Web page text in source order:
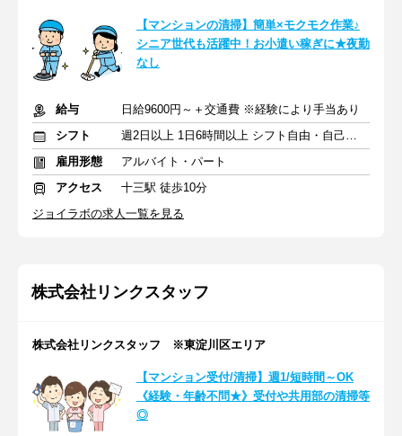
【マンションの清掃】簡単×モクモク作業♪
シニア世代も活躍中！お小遣い稼ぎに★夜勤
なし
給与
日給9600円～＋交通費 ※経験により手当あり
シフト
週2日以上 1日6時間以上 シフト自由・自己申告
雇用形態
アルバイト・パート
アクセス
十三駅 徒歩10分
ジョイラボの求人一覧を見る
株式会社リンクスタッフ
株式会社リンクスタッフ ※東淀川区エリア
【マンション受付/清掃】週1/短時間～OK
《経験・年齢不問★》受付や共用部の清掃等
◎